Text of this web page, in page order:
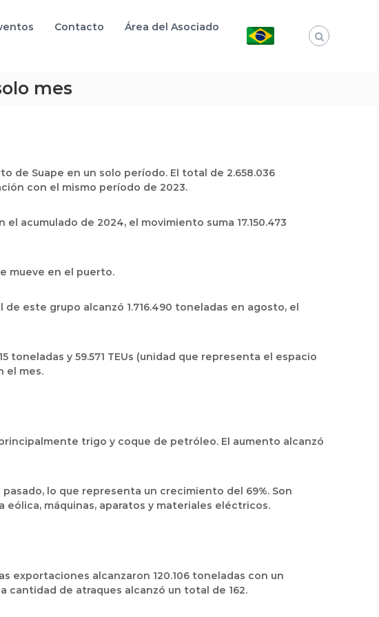
Contacto Área del Asociado
mes
de Suape en un solo período. El total de 2.658.036
con el mismo período de 2023.
acumulado de 2024, el movimiento suma 17.150.473
mueve en el puerto.
este grupo alcanzó 1.716.490 toneladas en agosto, el
y 59.571 TEUs (unidad que representa el espacio
el mes.
trigo y coque de petróleo. El aumento alcanzó
lo que representa un crecimiento del 69%. Son
eólica, máquinas, aparatos y materiales eléctricos.
exportaciones alcanzaron 120.106 toneladas con un
cantidad de atraques alcanzó un total de 162.